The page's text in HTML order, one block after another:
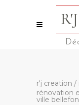
r'j creation /
rénovation
ville